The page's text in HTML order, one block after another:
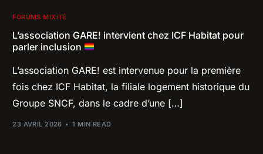
FORUMS MIXITÉ
L’association GARE! intervient chez ICF Habitat pour
parler inclusion
L’association GARE! est intervenue pour la première
fois chez ICF Habitat, la filiale logement historique du
Groupe SNCF, dans le cadre d’une […]
23 AVRIL 2026 1 MIN READ